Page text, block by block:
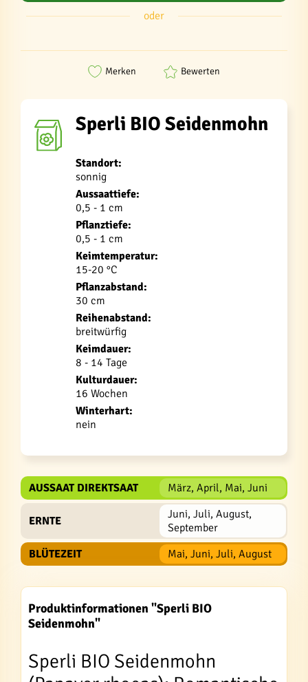
oder
Merken Bewerten
Sperli BIO Seidenmohn
Standort:
sonnig
Aussaattiefe:
0,5 - 1 cm
Pflanztiefe:
0,5 - 1 cm
Keimtemperatur:
15-20 °C
Pflanzabstand:
30 cm
Reihenabstand:
breitwürfig
Keimdauer:
8 - 14 Tage
Kulturdauer:
16 Wochen
Winterhart:
nein
AUSSAAT DIREKTSAAT März, April, Mai, Juni
ERNTE
Juni, Juli, August,
September
BLÜTEZEIT
Mai, Juni, Juli, August
Produktinformationen "Sperli BIO
Seidenmohn"
Sperli BIO Seidenmohn